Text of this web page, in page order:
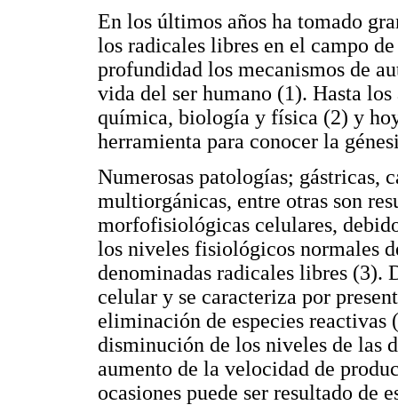
En los últimos años ha tomado
los radicales libres en el campo
profundidad los mecanismos de
vida del ser humano (1). Hasta
química, biología y física (2) y
herramienta para conocer la
Numerosas patologías; gástricas,
multiorgánicas, entre otras son
morfofisiológicas celulares,
los niveles fisiológicos normales
denominadas radicales libres (3).
celular y se caracteriza por
eliminación de especies reactivas
disminución de los niveles de las
aumento de la velocidad de
ocasiones puede ser resultado de